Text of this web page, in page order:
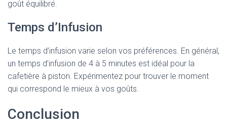
goût équilibré.
Temps d’Infusion
Le temps d’infusion varie selon vos préférences. En général,
un temps d’infusion de 4 à 5 minutes est idéal pour la
cafetière à piston. Expérimentez pour trouver le moment
qui correspond le mieux à vos goûts.
Conclusion